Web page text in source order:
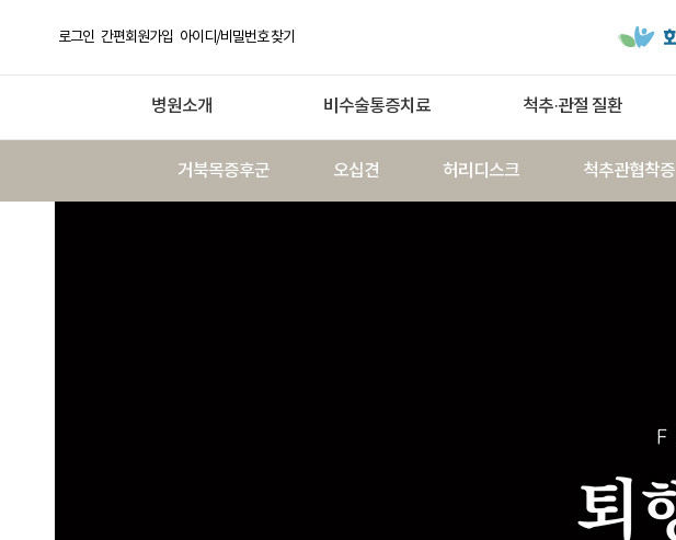
로그인 간편회원가입 아이디/비밀번호 찾기
병원소개 비수술통증치료 척추·관절 질환
거북목증후군 오십견 허리디스크 척추관협착증